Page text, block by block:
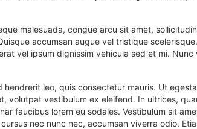
malesuada, congue arcu sit amet,
accumsan augue vel tristique
vel ipsum dignissim vehicula sed et mi. Nunc
leo, quis consectetur mauris. Ut
volutpat vestibulum ex eleifend. In ultrices,
faucibus lorem eu sodales. Vestibulum sit
nec nunc nec, accumsan viverra odio.